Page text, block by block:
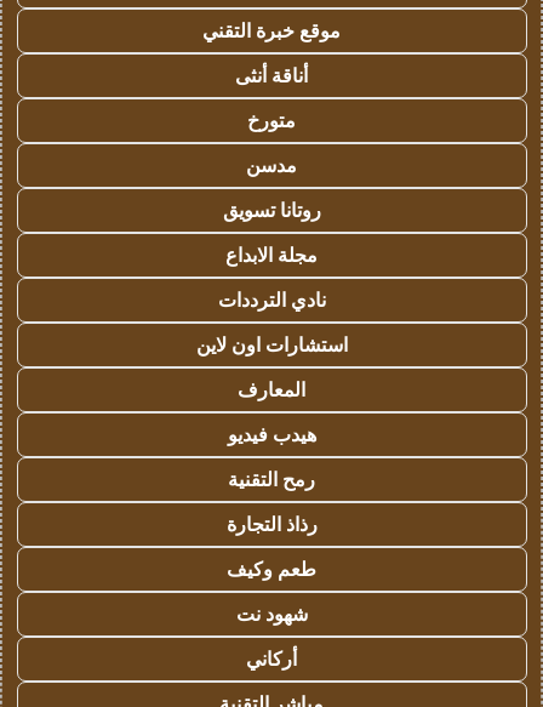
موقع خبرة التقني
أناقة أنثى
متورخ
مدسن
روتانا تسويق
مجلة الابداع
نادي الترددات
استشارات اون لاين
المعارف
هيدب فيديو
رمح التقنية
رذاذ التجارة
طعم وكيف
شهود نت
أركاني